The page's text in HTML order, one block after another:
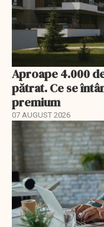
Aproape 4.000
pătrat. Ce se
premium
07 AUGUST 2026